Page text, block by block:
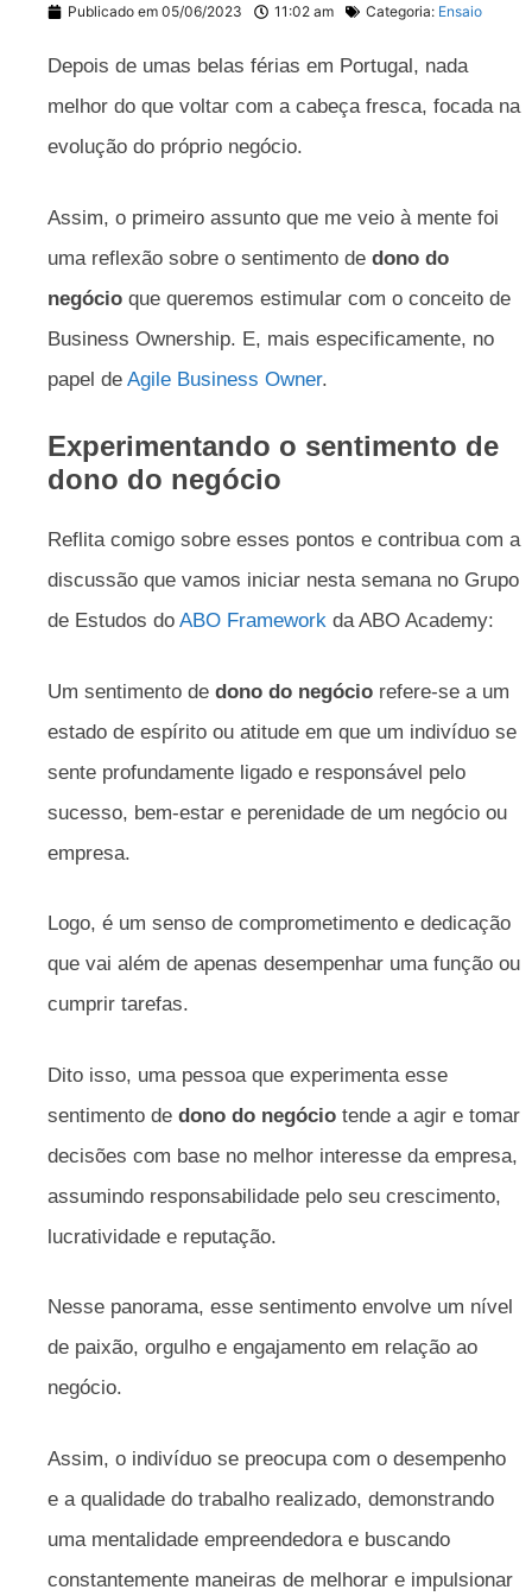
Publicado em 05/06/2023 11:02 am Categoria: Ensaio
Depois de umas belas férias em Portugal, nada
melhor do que voltar com a cabeça fresca, focada na
evolução do próprio negócio.
Assim, o primeiro assunto que me veio à mente foi
uma reflexão sobre o sentimento de dono do
negócio que queremos estimular com o conceito de
Business Ownership. E, mais especificamente, no
papel de Agile Business Owner.
Experimentando o sentimento de
dono do negócio
Reflita comigo sobre esses pontos e contribua com a
discussão que vamos iniciar nesta semana no Grupo
de Estudos do ABO Framework da ABO Academy:
Um sentimento de dono do negócio refere-se a um
estado de espírito ou atitude em que um indivíduo se
sente profundamente ligado e responsável pelo
sucesso, bem-estar e perenidade de um negócio ou
empresa.
Logo, é um senso de comprometimento e dedicação
que vai além de apenas desempenhar uma função ou
cumprir tarefas.
Dito isso, uma pessoa que experimenta esse
sentimento de dono do negócio tende a agir e tomar
decisões com base no melhor interesse da empresa,
assumindo responsabilidade pelo seu crescimento,
lucratividade e reputação.
Nesse panorama, esse sentimento envolve um nível
de paixão, orgulho e engajamento em relação ao
negócio.
Assim, o indivíduo se preocupa com o desempenho
e a qualidade do trabalho realizado, demonstrando
uma mentalidade empreendedora e buscando
constantemente maneiras de melhorar e impulsionar